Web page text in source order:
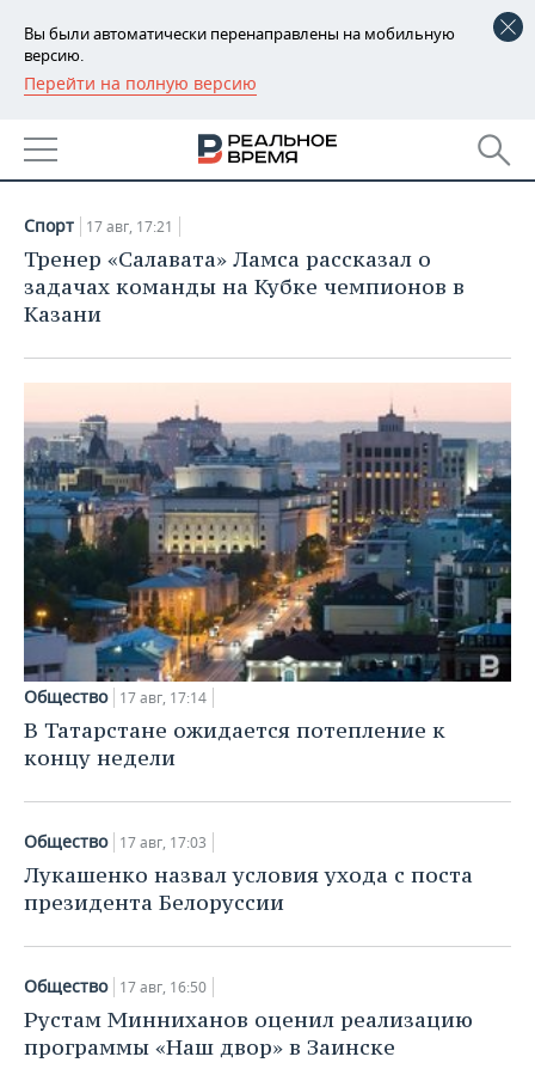
Вы были автоматически перенаправлены на мобильную
версию.
Перейти на полную версию
РЕГИОНЫ
БАШКОРТОСТАН
УДМУРТИЯ
НОВОСТИ
НОВОСТИ АНАЛИТИКИ
ДЕКЛАРАЦИИ О ДОХОДАХ
КОРОЛИ ГОСЗАКАЗА ПФО
ВУЗЫ ТАТАРСТАНА
КОМУ ПРИНАДЛЕЖАТ
ТОРГОВЫЕ ЦЕНТРЫ
ТАТАРСТАНА
ЭКОНОМИКА
НОВОСТИ ЭКОНОМИКИ
ФИНАНСЫ
БАНКИ
БЮДЖЕТ
ИНВЕСТИЦИИ
ПРОМЫШЛЕННОСТЬ
НОВОСТИ
ПРОМЫШЛЕННОСТИ
АГРОПРОМ
МАШИНОСТРОЕНИЕ
НЕФТЕХИМИЯ
НЕФТЬ
ОПК
ЭНЕРГЕТИКА
НЕДВИЖИМОСТЬ
НОВОСТИ НЕДВИЖИМОСТИ
АВТО
НОВОСТИ АВТО
БИЗНЕС
НОВОСТИ БИЗНЕСА
РОЗНИЧНАЯ ТОРГОВЛЯ
ТРАНСПОРТ
УСЛУГИ
ТЕХНОЛОГИИ
НОВОСТИ ТЕХНОЛОГИЙ
IT
МЕДИА
ТЕЛЕКОММУНИКАЦИИ
МЕРОПРИЯТИЯ
НОВОСТИ МЕРОПРИЯТИЙ
ВЫЕЗДНАЯ РЕДАКЦИЯ
БИЗНЕС-БРАНЧИ
ONLINE-КОНФЕРЕНЦИИ
ОТКРЫТАЯ ЛЕКЦИЯ
СПОРТ
НОВОСТИ СПОРТА
ФУТБОЛ
ХОККЕЙ
БАСКЕТБОЛ
ВОЛЕЙБОЛ
ФИГУРНОЕ КАТАНИЕ
ОБЩЕСТВО
НОВОСТИ ОБЩЕСТВА
ВЛАСТЬ
ИНФРАСТРУКТУРА
ИСТОРИЯ
МЕДИЦИНА
ФОТОГАЛЕРЕЯ
СЮЖЕТЫ
СПРАВОЧНИК
СПИСОК ПЕРСОН
ПОЛНАЯ ВЕРСИЯ
17.08.2020
Спорт 17 авг, 17:21
Тренер «Салавата» Ламса рассказал о
задачах команды на Кубке чемпионов в
Казани
Общество 17 авг, 17:14
В Татарстане ожидается потепление к
концу недели
Общество 17 авг, 17:03
Лукашенко назвал условия ухода с поста
президента Белоруссии
Общество 17 авг, 16:50
Рустам Минниханов оценил реализацию
программы «Наш двор» в Заинске